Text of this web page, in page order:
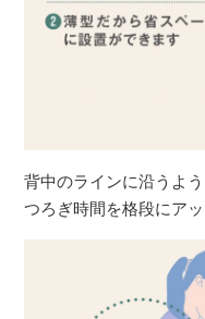
背中のラインに沿うよ
つろぎ時間を格段にアッ